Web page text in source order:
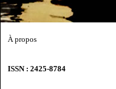
À propos
ISSN : 2425-8784